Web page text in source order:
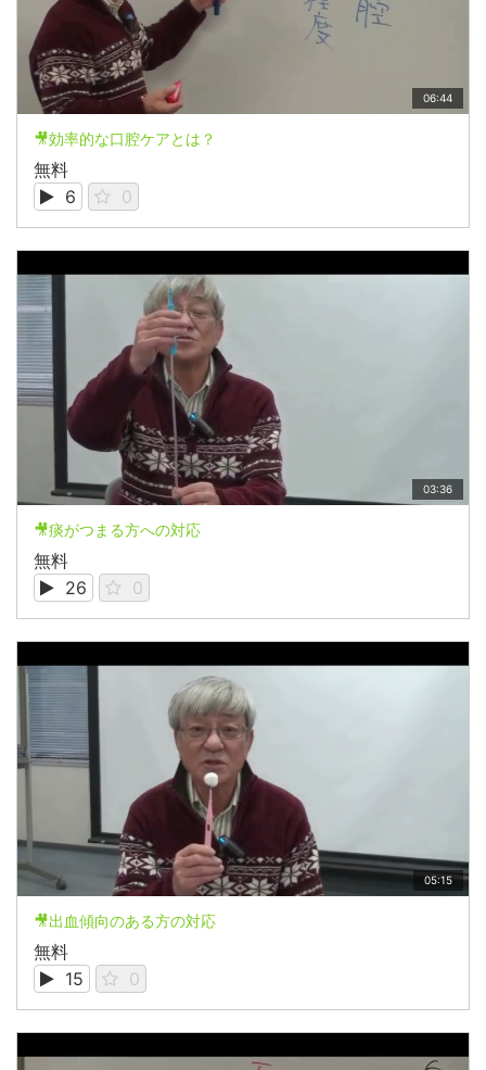
06:44
🎥効率的な口腔ケアとは？
無料
6
0
03:36
🎥痰がつまる方への対応
無料
26
0
05:15
🎥出血傾向のある方の対応
無料
15
0